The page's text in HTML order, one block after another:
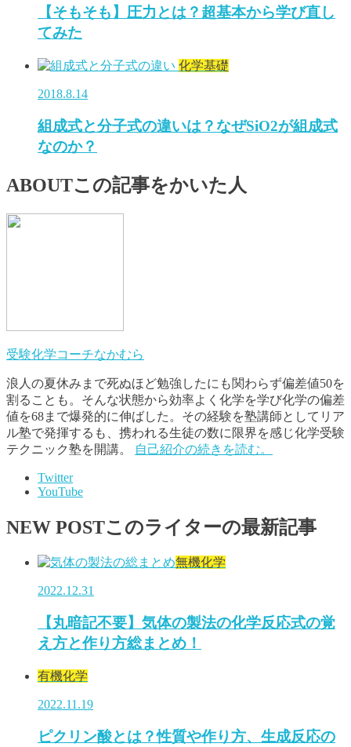
【そもそも】圧力とは？超基本から学び直し
てみた
化学基礎
2018.8.14
組成式と分子式の違いは？なぜSiO2が組成式
なのか？
ABOUTこの記事をかいた人
受験化学コーチなかむら
浪人の夏休みまで死ぬほど勉強したにも関わらず偏差値50を
割ることも。そんな状態から効率よく化学を学び化学の偏差
値を68まで爆発的に伸ばした。その経験を塾講師としてリア
ル塾で発揮するも、携われる生徒の数に限界を感じ化学受験
テクニック塾を開講。
自己紹介の続きを読む。
Twitter
YouTube
NEW POSTこのライターの最新記事
無機化学
2022.12.31
【丸暗記不要】気体の製法の化学反応式の覚
え方と作り方総まとめ！
有機化学
2022.11.19
ピクリン酸とは？性質や作り方、生成反応の